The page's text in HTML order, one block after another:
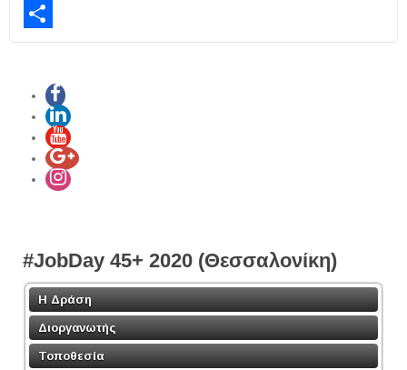
LinkedIn
Share
#JobDay 45+ 2020 (Θεσσαλονίκη)
Η Δράση
Διοργανωτής
Τοποθεσία